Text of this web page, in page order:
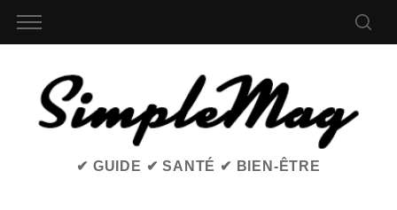
✔ GUIDE ✔ SANTÉ ✔ BIEN-ÊTRE